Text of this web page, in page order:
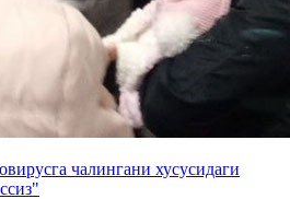
чалингани хусусидаги